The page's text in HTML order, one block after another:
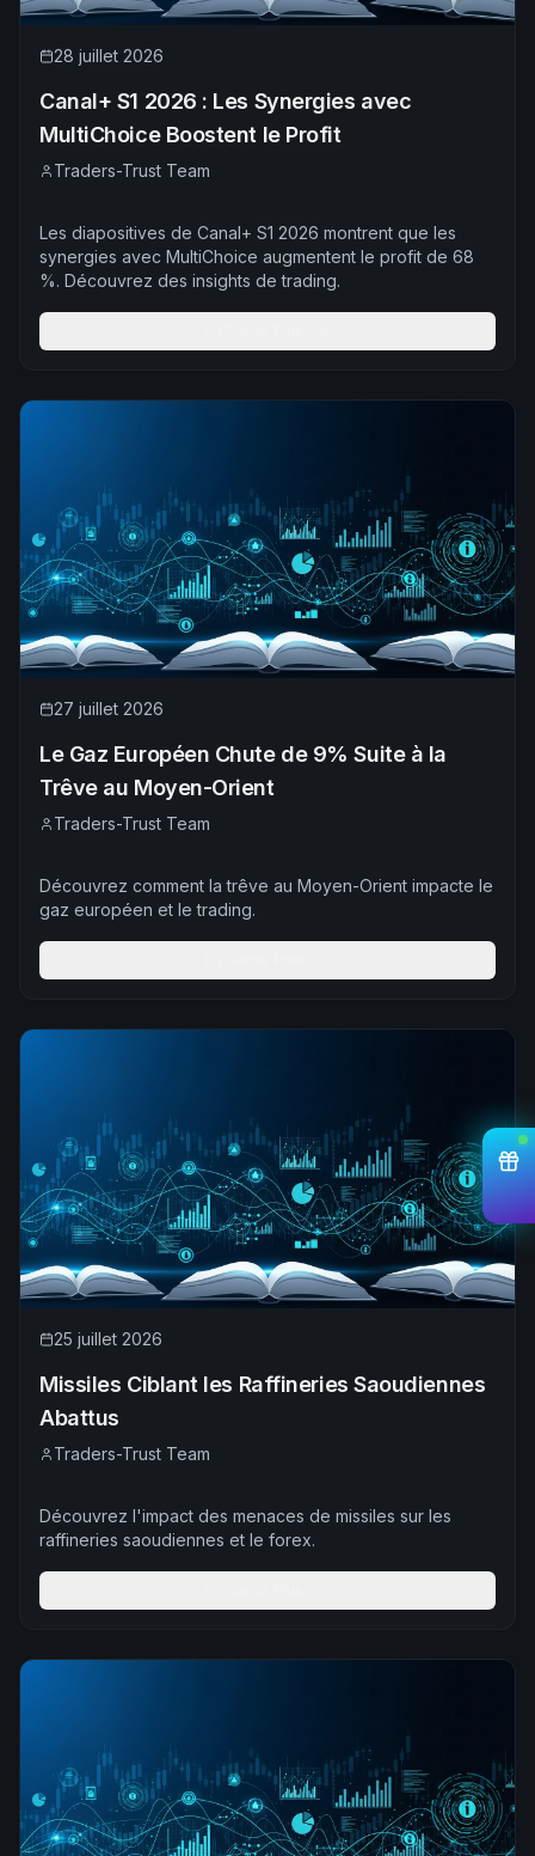
28 juillet 2026
Canal+ S1 2026 : Les Synergies avec
MultiChoice Boostent le Profit
Traders-Trust Team
Les diapositives de Canal+ S1 2026 montrent que les
synergies avec MultiChoice augmentent le profit de 68
%. Découvrez des insights de trading.
27 juillet 2026
Le Gaz Européen Chute de 9% Suite à la
Trêve au Moyen-Orient
Traders-Trust Team
Découvrez comment la trêve au Moyen-Orient impacte le
gaz européen et le trading.
25 juillet 2026
Missiles Ciblant les Raffineries Saoudiennes
Abattus
Traders-Trust Team
Découvrez l'impact des menaces de missiles sur les
raffineries saoudiennes et le forex.